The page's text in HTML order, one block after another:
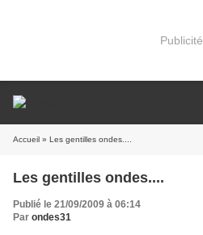
Publicité
Accueil » Les gentilles ondes....
Les gentilles ondes....
Publié le 21/09/2009 à 06:14
Par ondes31